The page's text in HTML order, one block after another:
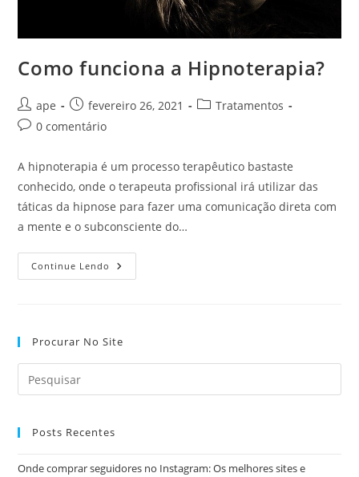
Como funciona a Hipnoterapia?
Autor
do
ape
Post
publicado:
fevereiro 26, 2021
Categoria
Tratamentos
Comentários
post:
0 comentário
A hipnoterapia é um processo terapêutico bastaste
conhecido, onde o terapeuta profissional irá utilizar das
táticas da hipnose para fazer uma comunicação direta com
a mente e o subconsciente do…
Continue Lendo Como
Funciona
Procurar No Site
Posts Recentes
Onde comprar seguidores no Instagram: Os melhores sites e